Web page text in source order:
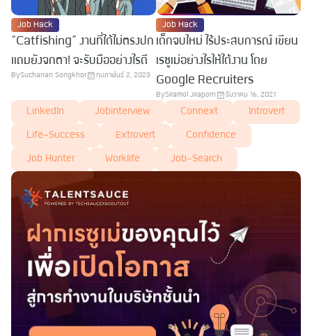
Job Hack
“Catfishing” งานที่ได้ไม่ตรงปก
แถมยังจกตา! จะรับมืออย่างไรดี
BySuchanan Songkhor กุมภาพันธ์ 2, 2023
Job Hack
เด็กจบใหม่ ไร้ประสบการณ์ เขียน
เรซูเม่อย่างไรให้ได้งาน โดย
Google Recruiters
BySiramol Jiraporn ธันวาคม 16, 2021
LinkedIn Jobinterview Connext Introvert
Life-Success Extrovert Confidence
Job Hunter Worklife Job-Search